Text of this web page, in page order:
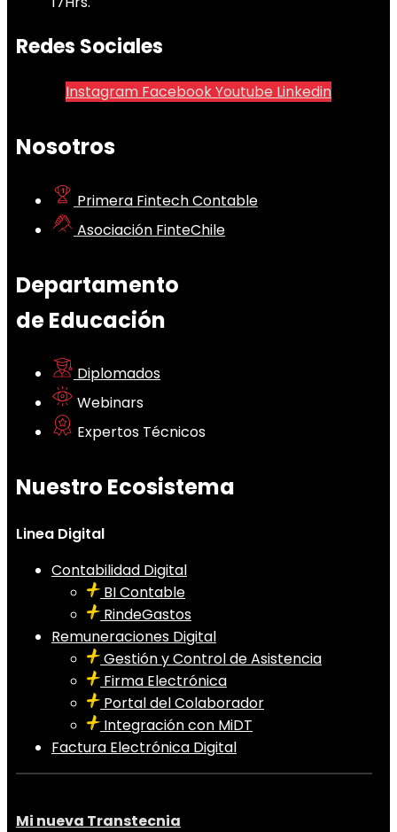
Redes Sociales
Instagram FacebookYoutube Linkedin
Nosotros
Primera Fintech Contable
Asociación FinteChile
Departamento
de Educación
Diplomados
Webinars
Expertos Técnicos
Nuestro Ecosistema
Linea Digital
Contabilidad Digital
BI Contable
RindeGastos
Remuneraciones Digital
Gestión y Control de Asistencia
Firma Electrónica
Portal del Colaborador
Integración con MiDT
Factura Electrónica Digital
Mi nueva Transtecnia